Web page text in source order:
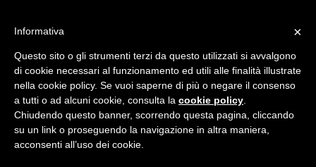
Circolo
Statuto e
Regolamenti
Storia
Ormeggi
Sede e Servizi
Attività
Safeguarding
×
Informativa
Questo sito o gli strumenti terzi da questo utilizzati si avvalgono
di cookie necessari al funzionamento ed utili alle finalità illustrate
nella cookie policy. Se vuoi saperne di più o negare il consenso
a tutti o ad alcuni cookie, consulta la cookie policy
Chiudendo questo banner, scorrendo questa pagina, cliccando
su un link o proseguendo la navigazione in altra maniera,
acconsenti all’uso dei cookie.